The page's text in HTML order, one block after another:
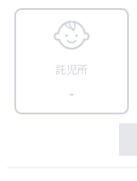
託児所
-